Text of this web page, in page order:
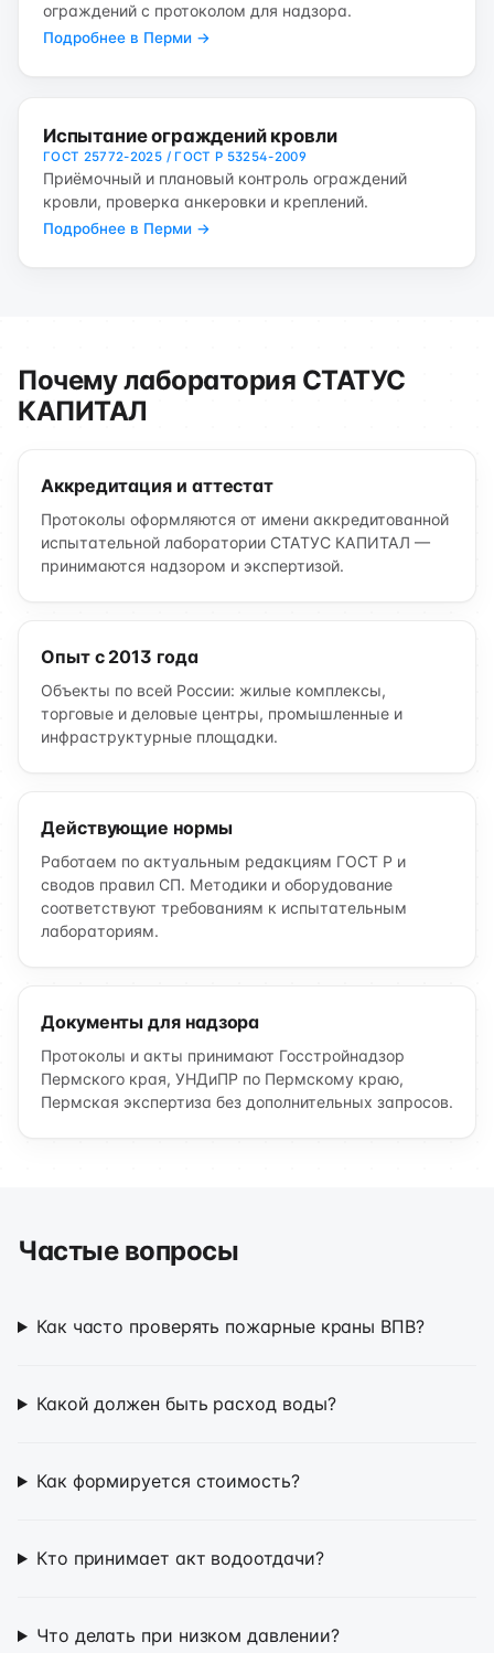
ограждений с протоколом для надзора.
Подробнее в Перми →
Испытание ограждений кровли
ГОСТ 25772-2025 / ГОСТ Р 53254-2009
Приёмочный и плановый контроль ограждений
кровли, проверка анкеровки и креплений.
Подробнее в Перми →
Почему лаборатория СТАТУС
КАПИТАЛ
Аккредитация и аттестат
Протоколы оформляются от имени аккредитованной
испытательной лаборатории СТАТУС КАПИТАЛ —
принимаются надзором и экспертизой.
Опыт с 2013 года
Объекты по всей России: жилые комплексы,
торговые и деловые центры, промышленные и
инфраструктурные площадки.
Действующие нормы
Работаем по актуальным редакциям ГОСТ Р и
сводов правил СП. Методики и оборудование
соответствуют требованиям к испытательным
лабораториям.
Документы для надзора
Протоколы и акты принимают Госстройнадзор
Пермского края, УНДиПР по Пермскому краю,
Пермская экспертиза без дополнительных запросов.
Частые вопросы
Как часто проверять пожарные краны ВПВ?
Какой должен быть расход воды?
Как формируется стоимость?
Кто принимает акт водоотдачи?
Что делать при низком давлении?